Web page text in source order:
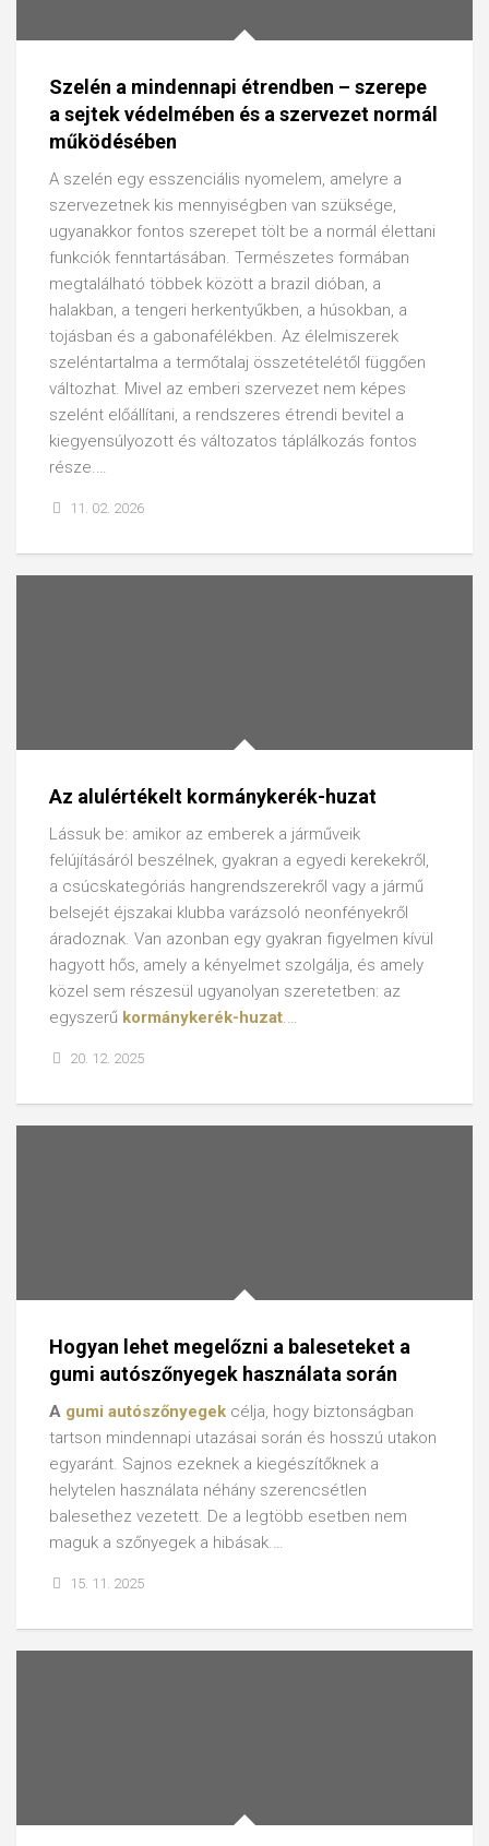
Szelén a mindennapi étrendben – szerepe
a sejtek védelmében és a szervezet normál
működésében
A szelén egy esszenciális nyomelem, amelyre a
szervezetnek kis mennyiségben van szüksége,
ugyanakkor fontos szerepet tölt be a normál élettani
funkciók fenntartásában. Természetes formában
megtalálható többek között a brazil dióban, a
halakban, a tengeri herkentyűkben, a húsokban, a
tojásban és a gabonafélékben. Az élelmiszerek
szeléntartalma a termőtalaj összetételétől függően
változhat. Mivel az emberi szervezet nem képes
szelént előállítani, a rendszeres étrendi bevitel a
kiegyensúlyozott és változatos táplálkozás fontos
része.…
11. 02. 2026
Az alulértékelt kormánykerék-huzat
Lássuk be: amikor az emberek a járműveik
felújításáról beszélnek, gyakran a egyedi kerekekről,
a csúcskategóriás hangrendszerekről vagy a jármű
belsejét éjszakai klubba varázsoló neonfényekről
áradoznak. Van azonban egy gyakran figyelmen kívül
hagyott hős, amely a kényelmet szolgálja, és amely
közel sem részesül ugyanolyan szeretetben: az
egyszerű kormánykerék-huzat.…
20. 12. 2025
Hogyan lehet megelőzni a baleseteket a
gumi autószőnyegek használata során
A gumi autószőnyegek célja, hogy biztonságban
tartson mindennapi utazásai során és hosszú utakon
egyaránt. Sajnos ezeknek a kiegészítőknek a
helytelen használata néhány szerencsétlen
balesethez vezetett. De a legtöbb esetben nem
maguk a szőnyegek a hibásak.…
15. 11. 2025